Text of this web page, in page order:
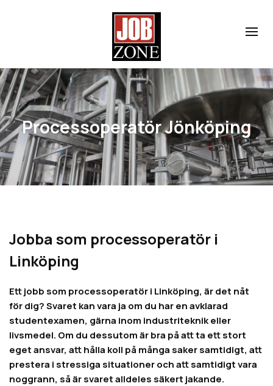
Processoperatör Jönköping
Jobba som processoperatör i
Linköping
Ett jobb som processoperatör i Linköping, är det nåt
för dig? Svaret kan vara ja om du har en avklarad
studentexamen, gärna inom industriteknik eller
livsmedel. Om du dessutom är bra på att ta ett stort
eget ansvar, att hålla koll på många saker samtidigt, att
prestera i stressiga situationer och att samtidigt vara
noggrann, så är svaret alldeles säkert jakande.